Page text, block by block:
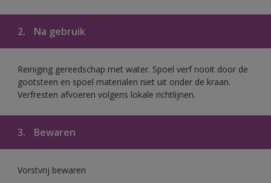
2. Na gebruik
Reiniging gereedschap met water. Spoel verf nooit door de
gootsteen en spoel materialen niet uit onder de kraan.
Verfresten afvoeren volgens lokale richtlijnen.
3. Bewaren
Vorstvrij bewaren